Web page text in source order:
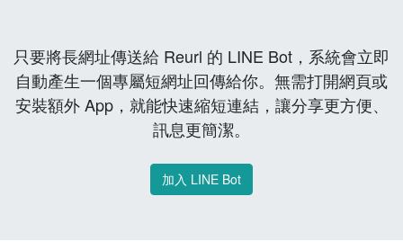
只要將長網址傳送給 Reurl 的 LINE Bot，系統會立即
自動產生一個專屬短網址回傳給你。無需打開網頁或
安裝額外 App，就能快速縮短連結，讓分享更方便、
訊息更簡潔。
加入 LINE Bot